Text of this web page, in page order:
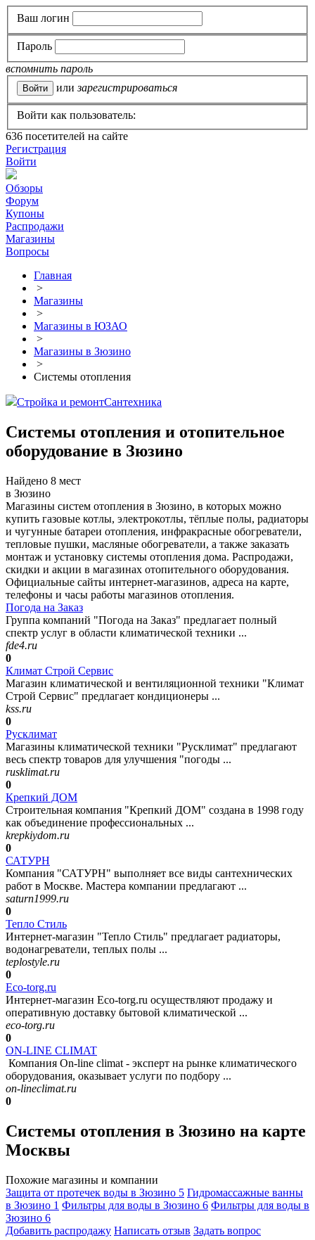
Ваш логин
Пароль
вспомнить пароль
или зарегистрироваться
Войти как пользователь:
636 посетителей на сайте
Регистрация
Войти
Обзоры
Форум
Купоны
Распродажи
Магазины
Вопросы
Главная
>
Магазины
>
Магазины в ЮЗАО
>
Магазины в Зюзино
>
Системы отопления
Стройка и ремонтСантехника
Системы отопления и отопительное
оборудование в Зюзино
Найдено 8 мест
в Зюзино
Магазины систем отопления в Зюзино, в которых можно
купить газовые котлы, электрокотлы, тёплые полы, радиаторы
и чугунные батареи отопления, инфракрасные обогреватели,
тепловые пушки, масляные обогреватели, а также заказать
монтаж и установку системы отопления дома. Распродажи,
скидки и акции в магазинах отопительного оборудования.
Официальные сайты интернет-магазинов, адреса на карте,
телефоны и часы работы магазинов отопления.
Погода на Заказ
Группа компаний "Погода на Заказ" предлагает полный
спектр услуг в области климатической техники ...
fde4.ru
0
Климат Строй Сервис
Магазин климатической и вентиляционной техники "Климат
Строй Сервис" предлагает кондиционеры ...
kss.ru
0
Русклимат
Магазины климатической техники "Русклимат" предлагают
весь спектр товаров для улучшения "погоды ...
rusklimat.ru
0
Крепкий ДОМ
Строительная компания "Крепкий ДОМ" создана в 1998 году
как объединение профессиональных ...
krepkiydom.ru
0
САТУРН
Компания "САТУРН" выполняет все виды сантехнических
работ в Москве. Мастера компании предлагают ...
saturn1999.ru
0
Тепло Стиль
Интернет-магазин "Тепло Стиль" предлагает радиаторы,
водонагреватели, теплых полы ...
teplostyle.ru
0
Eco-torg.ru
Интернет-магазин Eco-torg.ru осуществляют продажу и
оперативную доставку бытовой климатической ...
eco-torg.ru
0
ON-LINE CLIMAT
Компания On-line climat - эксперт на рынке климатического
оборудования, оказывает услуги по подбору ...
on-lineclimat.ru
0
Системы отопления в Зюзино на карте
Москвы
Похожие магазины и компании
Защита от протечек воды в Зюзино 5 Гидромассажные ванны
в Зюзино 1 Фильтры для воды в Зюзино 6 Фильтры для воды в
Зюзино 6
Добавить раcпродажу Написать отзыв Задать вопрос